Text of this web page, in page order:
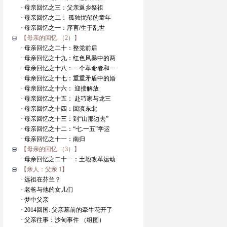
· 母亲回忆之三：父亲返乡祭祖
· 母亲回忆之二： 孤独忧郁的童年
· 母亲回忆之一：序言/生于乱世
【母亲的回忆 （2）】
· 母亲回忆之二十：整党前后
· 母亲回忆之十九：红色风暴中的两
· 母亲回忆之十八：一个革命者和一
· 母亲回忆之十七：重重矛盾中的婚
· 母亲回忆之十六： 迎接解放
· 母亲回忆之十五： 赴巧家与龙三
· 母亲回忆之十四：回滇东北
· 母亲回忆之十三：到“山那边去”
· 母亲回忆之十二：“七.一五”学运
· 母亲回忆之十一：南归
【母亲的回忆 （3）】
· 母亲回忆之二十一：土地改革运动
【亲人：父亲 1】
· 远祖在芬兰？
· 老爸与他的女儿们
· 梦中父亲
· 2014回国: 父亲墓前的牵牛花开了
· 父亲往事：沙甸事件 （组图）